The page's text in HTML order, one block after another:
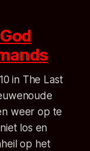
in The Last
weer op te
los en
op het